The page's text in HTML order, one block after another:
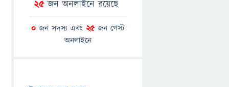
25জন অনলাইনে রয়েছে
0 জন সদস্য এবং 25জন গেস্ট
অনলাইনে